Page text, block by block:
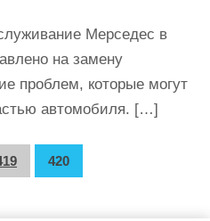
Мерседес в
на замену
проблем, которые могут
автомобиля. […]
420